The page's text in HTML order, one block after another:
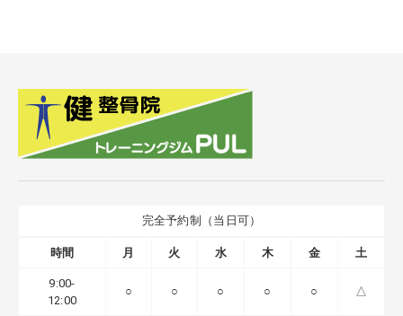
完全予約制（当日可）
時間 月 火 水 木 金 土
9:00-
12:00
○ ○ ○ ○ ○ △